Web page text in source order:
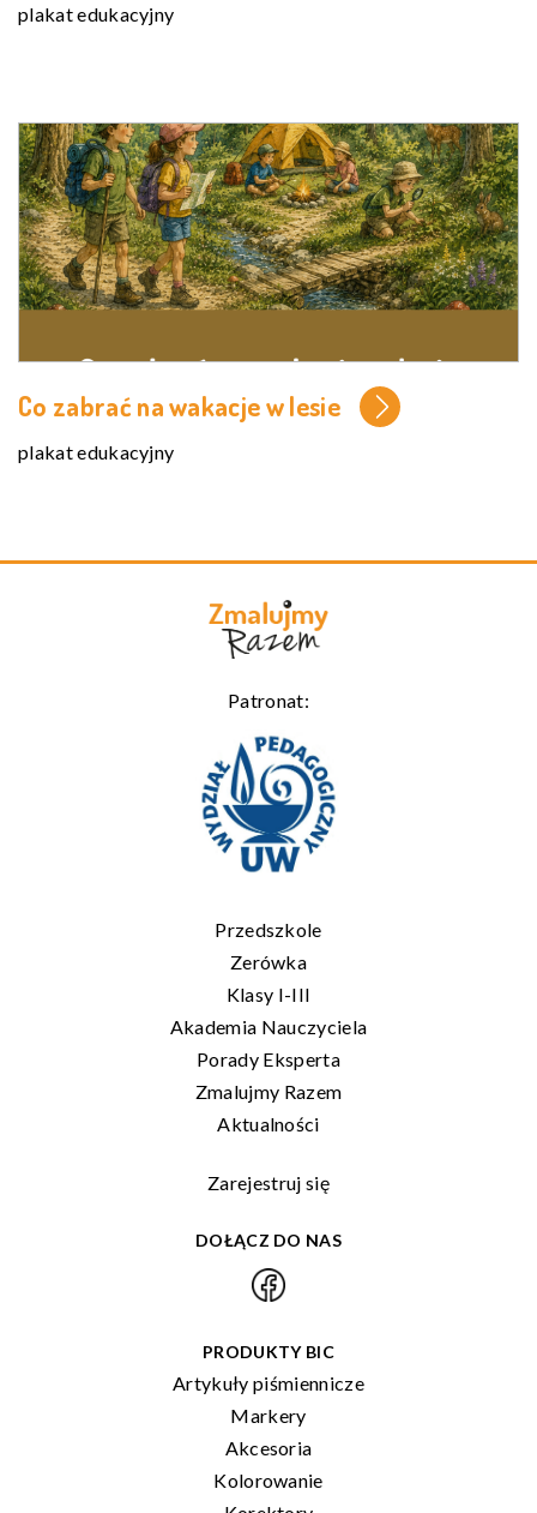
plakat edukacyjny
Co zabrać na wakacje w lesie
plakat edukacyjny
Patronat:
Przedszkole
Zerówka
Klasy I-III
Akademia Nauczyciela
Porady Eksperta
Zmalujmy Razem
Aktualności
Zarejestruj się
DOŁĄCZ DO NAS
PRODUKTY BIC
Artykuły piśmiennicze
Markery
Akcesoria
Kolorowanie